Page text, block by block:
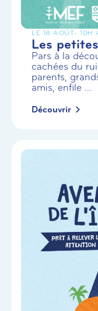
LE 18 AOÛT- 10H
Les
Pars à la
cachées du
parents,
amis, enfile ...
Découvrir